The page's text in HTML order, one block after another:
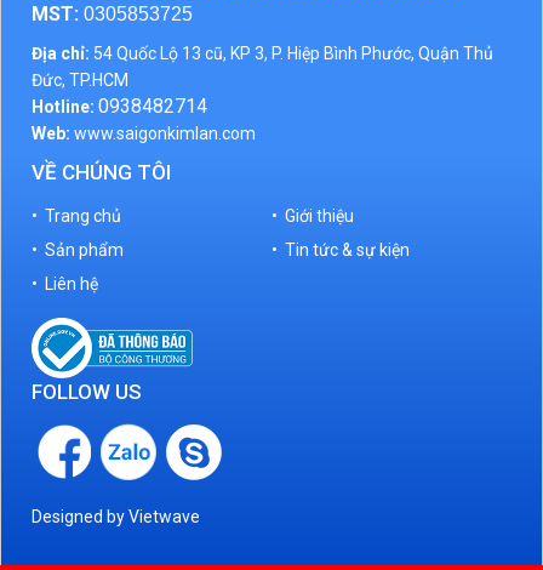
MST: 0305853725
Địa chỉ: 54 Quốc Lộ 13 cũ, KP 3, P. Hiệp Bình Phước, Quận Thủ
Đức, TP.HCM
Hotline: 0938482714
Web: www.saigonkimlan.com
VỀ CHÚNG TÔI
• Trang chủ
• Giới thiệu
• Sản phẩm
• Tin tức & sự kiện
• Liên hệ
FOLLOW US
Designed byVietwave